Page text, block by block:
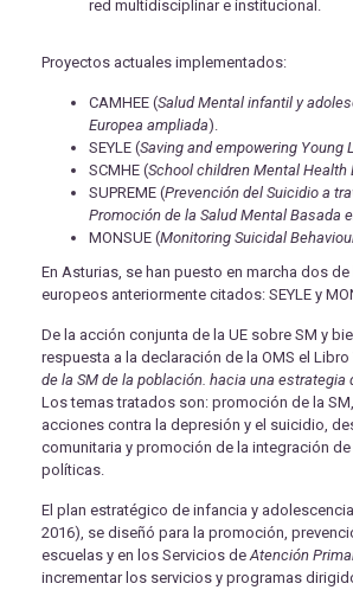
red multidisciplinar e institucional.
Proyectos actuales implementados:
CAMHEE (Salud Mental infantil y
Europea ampliada).
SEYLE (Saving and empowering Young
SCMHE (School children Mental Health
SUPREME (Prevención del Suicidio a
Promoción de la Salud Mental Basada
MONSUE (Monitoring Suicidal
En Asturias, se han puesto en marcha dos
europeos anteriormente citados: SEYLE y
De la acción conjunta de la UE sobre SM y
respuesta a la declaración de la OMS el Libro
de la SM de la población. hacia una estrategia
Los temas tratados son: promoción de la
acciones contra la depresión y el suicidio,
comunitaria y promoción de la integración
políticas.
El plan estratégico de infancia y
2016), se diseñó para la promoción,
escuelas y en los Servicios deAtención
incrementar los servicios y programas